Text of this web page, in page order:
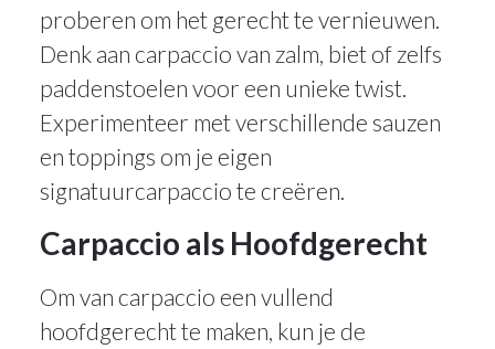
proberen om het gerecht te vernieuwen.
Denk aan carpaccio van zalm, biet of zelfs
paddenstoelen voor een unieke twist.
Experimenteer met verschillende sauzen
en toppings om je eigen
signatuurcarpaccio te creëren.
Carpaccio als Hoofdgerecht
Om van carpaccio een vullend
hoofdgerecht te maken, kun je de